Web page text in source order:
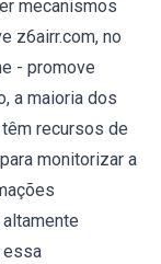
mecanismos
z6airr.com, no
- promove
a maioria dos
recursos de
monitorizar a
essa